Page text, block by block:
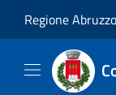
Regione Abruzzo